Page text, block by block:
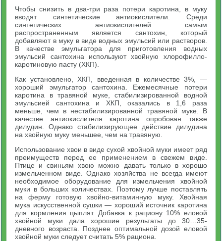
Чтобы снизить в два-три раза потери каротина, в муку
вводят синтетические антиокислители. Среди
синтетических антиокислителей самым
распространенным является сантохин, который
добавляют в муку в виде водных эмульсий или растворов.
В качестве эмульгатора для приготовления водных
эмульсий сантохина используют хвойную хлорофилло-
каротиновую пасту (ХКП).
Как установлено, ХКП, введенная в количестве 3%, —
хороший эмульгатор сантохина. Ежемесячные потери
каротина в травяной муке, стабилизированной водной
эмульсией сантохина и ХКП, оказались в 1,6 раза
меньше, чем в нестабилизированной травяной муке. В
качестве антиокислителя каротина опробован также
дилудин. Однако стабилизирующее действие дилудина
на хвойную муку меньшее, чем на травяную.
Использование хвои в виде сухой хвойной муки имеет ряд
преимуществ перед ее применением в свежем виде.
Птице и свиньям хвою можно давать только в хорошо
измельченном виде. Однако хозяйства не всегда имеют
необходимое оборудование для измельчения хвойной
муки в больших количествах. Поэтому лучше поставлять
на ферму готовую хвойно-витаминную муку. Хвойная
мука искусственной сушки — хороший источник каротина
для кормления цыплят. Добавка к рациону 10% еловой
хвойной муки дала хорошие результаты до 30…35-
дневного возраста. Позднее оптимальной дозой еловой
хвойной муки следует считать 5% рациона.